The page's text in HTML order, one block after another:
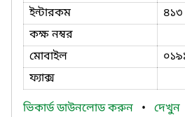
ইন্টারকম
৪১৩
কক্ষ নম্বর
মোবাইল
ফ্যাক্স
ভিকার্ড ডাউনলোড করুন • দেখুন